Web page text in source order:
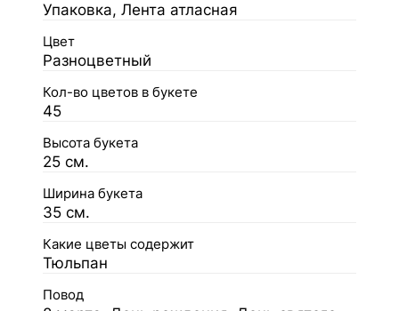
Упаковка, Лента атласная
Цвет
Разноцветный
Кол-во цветов в букете
45
Высота букета
25 см.
Ширина букета
35 см.
Какие цветы содержит
Тюльпан
Повод